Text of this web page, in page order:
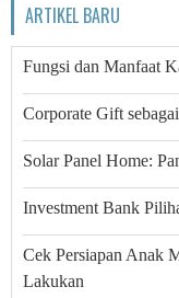
ARTIKEL BARU
Fungsi dan Manfaat
Corporate Gift
Solar Panel Home:
Investment Bank
Cek Persiapan Anak
Lakukan